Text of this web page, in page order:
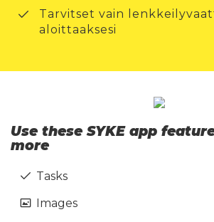
Tarvitset vain
aloittaaksesi
Use these SYKE app
more
Tasks
Images